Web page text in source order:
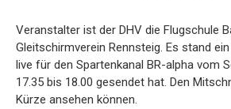
Veranstalter ist der DHV die Flugschule
Gleitschirmverein Rennsteig. Es stand
live für den Spartenkanal BR-alpha vom
17.35 bis 18.00 gesendet hat. Den
Kürze ansehen können.